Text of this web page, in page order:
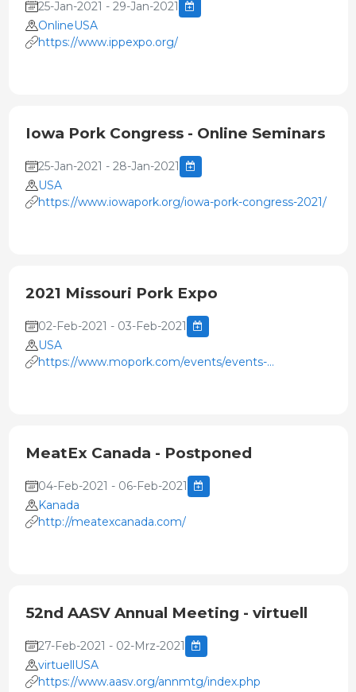
25-Jan-2021 - 29-Jan-2021
OnlineUSA
https://www.ippexpo.org/
Iowa Pork Congress - Online Seminars
25-Jan-2021 - 28-Jan-2021
USA
https://www.iowapork.org/iowa-pork-congress-2021/
2021 Missouri Pork Expo
02-Feb-2021 - 03-Feb-2021
USA
https://www.mopork.com/events/events-
MeatEx Canada - Postponed
04-Feb-2021 - 06-Feb-2021
Kanada
http://meatexcanada.com/
52nd AASV Annual Meeting - virtuell
27-Feb-2021 - 02-Mrz-2021
virtuellUSA
https://www.aasv.org/annmtg/index.php